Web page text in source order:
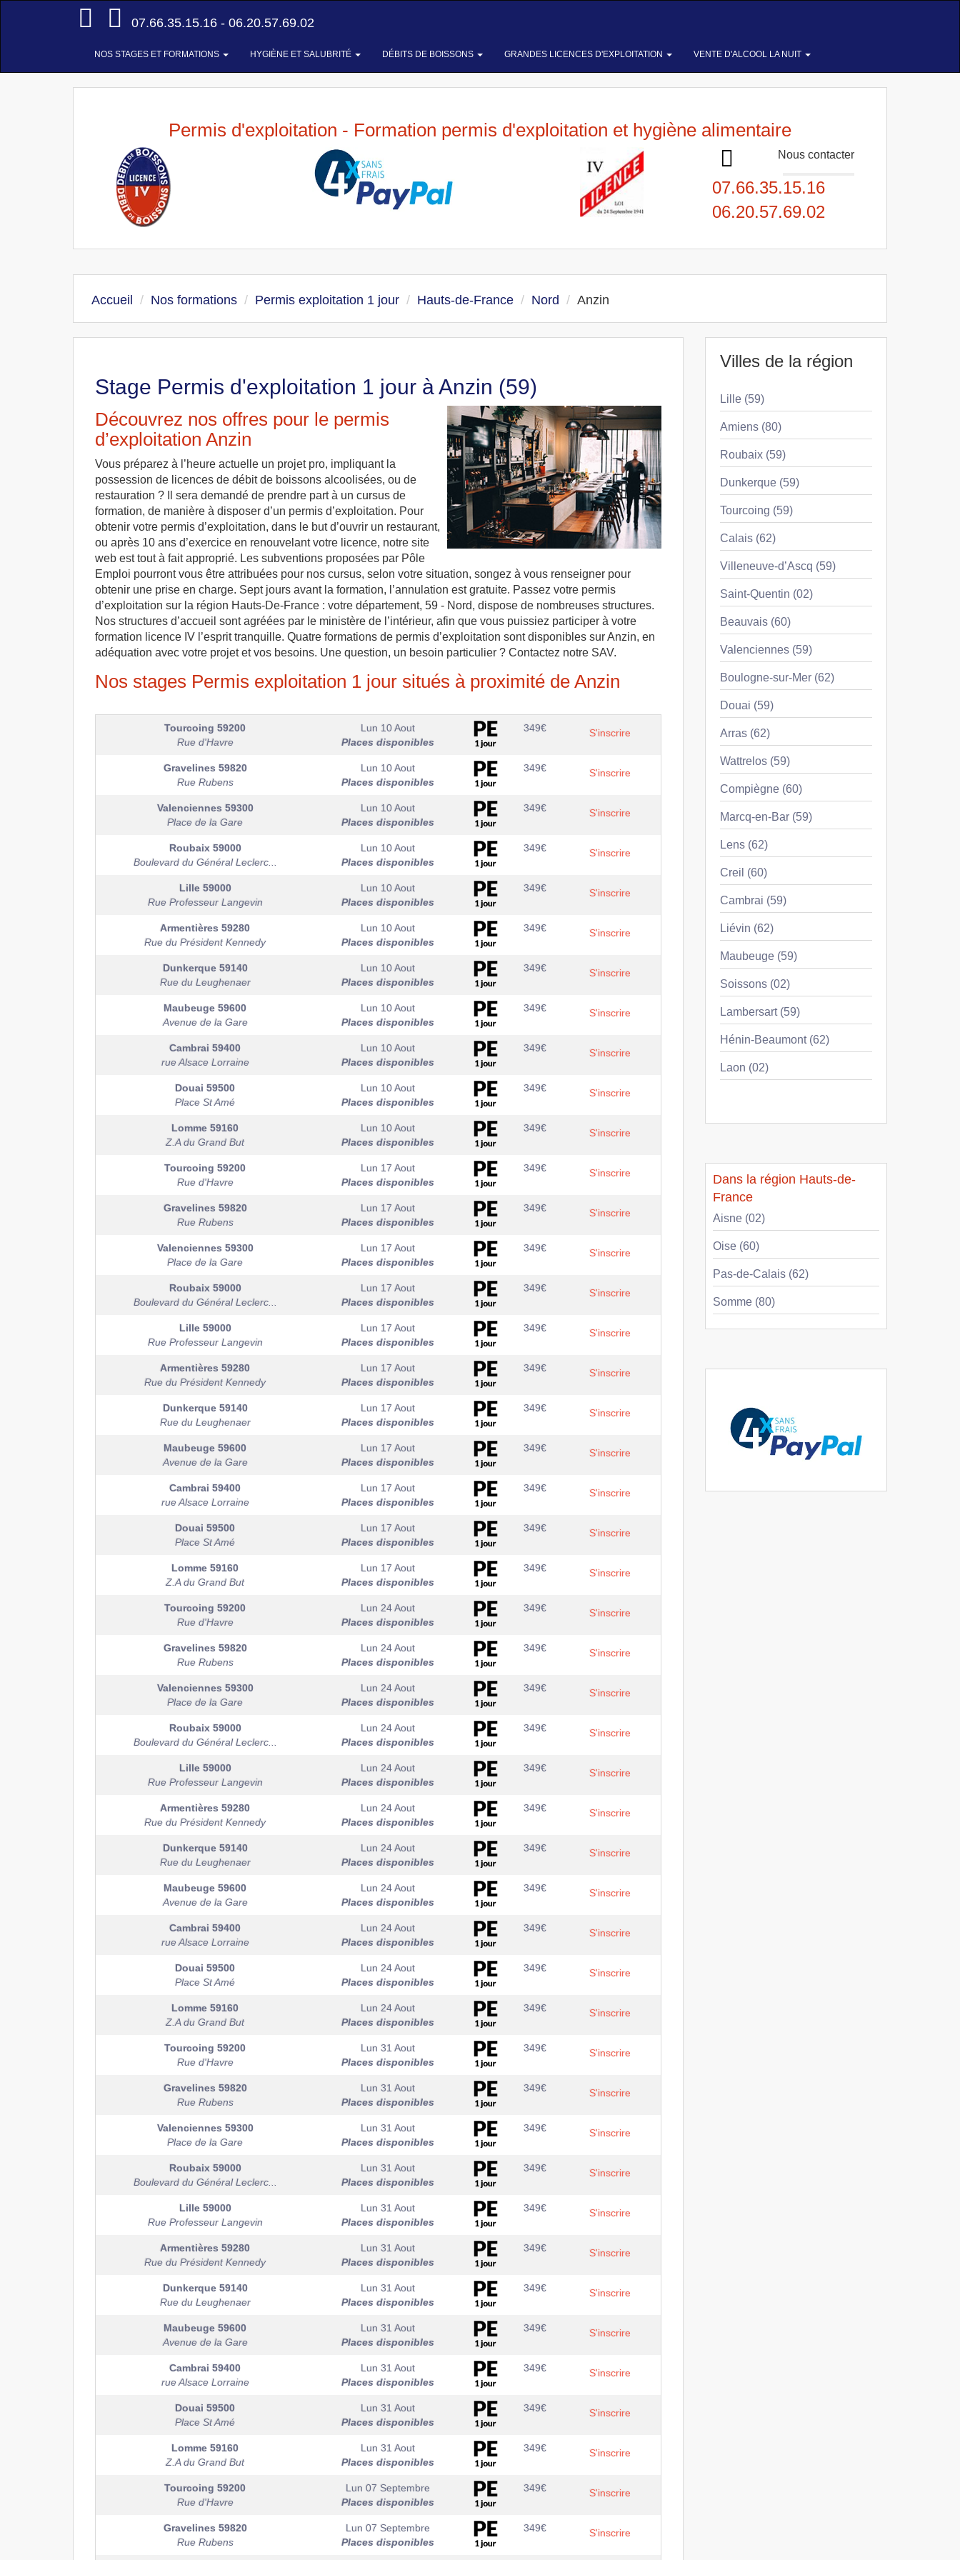
Accueil
07.66.35.15.16 - 06.20.57.69.02
NOS STAGES ET FORMATIONS HYGIÈNE ET SALUBRITÉ DÉBITS DE BOISSONS GRANDES LICENCES D'EXPLOITATION VENTE D'ALCOOL LA NUIT
Permis d'exploitation - Formation permis d'exploitation et hygiène alimentaire
Nous contacter
07.66.35.15.16
06.20.57.69.02
Accueil Nos formations Permis exploitation 1 jour Hauts-de-France Nord Anzin
Stage Permis d'exploitation 1 jour à Anzin (59)
Découvrez nos offres pour le permis
d’exploitation Anzin
Vous préparez à l’heure actuelle un projet pro, impliquant la
possession de licences de débit de boissons alcoolisées, ou de
restauration ? Il sera demandé de prendre part à un cursus de
formation, de manière à disposer d’un permis d’exploitation. Pour
obtenir votre permis d’exploitation, dans le but d’ouvrir un restaurant,
ou après 10 ans d’exercice en renouvelant votre licence, notre site
web est tout à fait approprié. Les subventions proposées par Pôle
Emploi pourront vous être attribuées pour nos cursus, selon votre situation, songez à vous renseigner pour
obtenir une prise en charge. Sept jours avant la formation, l’annulation est gratuite. Passez votre permis
d’exploitation sur la région Hauts-De-France : votre département, 59 - Nord, dispose de nombreuses structures.
Nos structures d’accueil sont agréées par le ministère de l’intérieur, afin que vous puissiez participer à votre
formation licence IV l’esprit tranquille. Quatre formations de permis d’exploitation sont disponibles sur Anzin, en
adéquation avec votre projet et vos besoins. Une question, un besoin particulier ? Contactez notre SAV.
Nos stages Permis exploitation 1 jour situés à proximité de Anzin
Tourcoing 59200
Rue d'Havre
Lun 10 Aout
Places disponibles
349€ S'inscrire
Gravelines 59820
Rue Rubens
Lun 10 Aout
Places disponibles
349€ S'inscrire
Valenciennes 59300
Place de la Gare
Lun 10 Aout
Places disponibles
349€ S'inscrire
Roubaix 59000
Boulevard du Général Leclerc...
Lun 10 Aout
Places disponibles
349€ S'inscrire
Lille 59000
Rue Professeur Langevin
Lun 10 Aout
Places disponibles
349€ S'inscrire
Armentières 59280
Rue du Président Kennedy
Lun 10 Aout
Places disponibles
349€ S'inscrire
Dunkerque 59140
Rue du Leughenaer
Lun 10 Aout
Places disponibles
349€ S'inscrire
Maubeuge 59600
Avenue de la Gare
Lun 10 Aout
Places disponibles
349€ S'inscrire
Cambrai 59400
rue Alsace Lorraine
Lun 10 Aout
Places disponibles
349€ S'inscrire
Douai 59500
Place St Amé
Lun 10 Aout
Places disponibles
349€ S'inscrire
Lomme 59160
Z.A du Grand But
Lun 10 Aout
Places disponibles
349€ S'inscrire
Tourcoing 59200
Rue d'Havre
Lun 17 Aout
Places disponibles
349€ S'inscrire
Gravelines 59820
Rue Rubens
Lun 17 Aout
Places disponibles
349€ S'inscrire
Valenciennes 59300
Place de la Gare
Lun 17 Aout
Places disponibles
349€ S'inscrire
Roubaix 59000
Boulevard du Général Leclerc...
Lun 17 Aout
Places disponibles
349€ S'inscrire
Lille 59000
Rue Professeur Langevin
Lun 17 Aout
Places disponibles
349€ S'inscrire
Armentières 59280
Rue du Président Kennedy
Lun 17 Aout
Places disponibles
349€ S'inscrire
Dunkerque 59140
Rue du Leughenaer
Lun 17 Aout
Places disponibles
349€ S'inscrire
Maubeuge 59600
Avenue de la Gare
Lun 17 Aout
Places disponibles
349€ S'inscrire
Cambrai 59400
rue Alsace Lorraine
Lun 17 Aout
Places disponibles
349€ S'inscrire
Douai 59500
Place St Amé
Lun 17 Aout
Places disponibles
349€ S'inscrire
Lomme 59160
Z.A du Grand But
Lun 17 Aout
Places disponibles
349€ S'inscrire
Tourcoing 59200
Rue d'Havre
Lun 24 Aout
Places disponibles
349€ S'inscrire
Gravelines 59820
Rue Rubens
Lun 24 Aout
Places disponibles
349€ S'inscrire
Valenciennes 59300
Place de la Gare
Lun 24 Aout
Places disponibles
349€ S'inscrire
Roubaix 59000
Boulevard du Général Leclerc...
Lun 24 Aout
Places disponibles
349€ S'inscrire
Lille 59000
Rue Professeur Langevin
Lun 24 Aout
Places disponibles
349€ S'inscrire
Armentières 59280
Rue du Président Kennedy
Lun 24 Aout
Places disponibles
349€ S'inscrire
Dunkerque 59140
Rue du Leughenaer
Lun 24 Aout
Places disponibles
349€ S'inscrire
Maubeuge 59600
Avenue de la Gare
Lun 24 Aout
Places disponibles
349€ S'inscrire
Cambrai 59400
rue Alsace Lorraine
Lun 24 Aout
Places disponibles
349€ S'inscrire
Douai 59500
Place St Amé
Lun 24 Aout
Places disponibles
349€ S'inscrire
Lomme 59160
Z.A du Grand But
Lun 24 Aout
Places disponibles
349€ S'inscrire
Tourcoing 59200
Rue d'Havre
Lun 31 Aout
Places disponibles
349€ S'inscrire
Gravelines 59820
Rue Rubens
Lun 31 Aout
Places disponibles
349€ S'inscrire
Valenciennes 59300
Place de la Gare
Lun 31 Aout
Places disponibles
349€ S'inscrire
Roubaix 59000
Boulevard du Général Leclerc...
Lun 31 Aout
Places disponibles
349€ S'inscrire
Lille 59000
Rue Professeur Langevin
Lun 31 Aout
Places disponibles
349€ S'inscrire
Armentières 59280
Rue du Président Kennedy
Lun 31 Aout
Places disponibles
349€ S'inscrire
Dunkerque 59140
Rue du Leughenaer
Lun 31 Aout
Places disponibles
349€ S'inscrire
Maubeuge 59600
Avenue de la Gare
Lun 31 Aout
Places disponibles
349€ S'inscrire
Cambrai 59400
rue Alsace Lorraine
Lun 31 Aout
Places disponibles
349€ S'inscrire
Douai 59500
Place St Amé
Lun 31 Aout
Places disponibles
349€ S'inscrire
Lomme 59160
Z.A du Grand But
Lun 31 Aout
Places disponibles
349€ S'inscrire
Tourcoing 59200
Rue d'Havre
Lun 07 Septembre
Places disponibles
349€ S'inscrire
Gravelines 59820
Rue Rubens
Lun 07 Septembre
Places disponibles
349€ S'inscrire
Villes de la région
Lille (59)
Amiens (80)
Roubaix (59)
Dunkerque (59)
Tourcoing (59)
Calais (62)
Villeneuve-d’Ascq (59)
Saint-Quentin (02)
Beauvais (60)
Valenciennes (59)
Boulogne-sur-Mer (62)
Douai (59)
Arras (62)
Wattrelos (59)
Compiègne (60)
Marcq-en-Bar (59)
Lens (62)
Creil (60)
Cambrai (59)
Liévin (62)
Maubeuge (59)
Soissons (02)
Lambersart (59)
Hénin-Beaumont (62)
Laon (02)
Dans la région Hauts-de-
France
Aisne (02)
Oise (60)
Pas-de-Calais (62)
Somme (80)